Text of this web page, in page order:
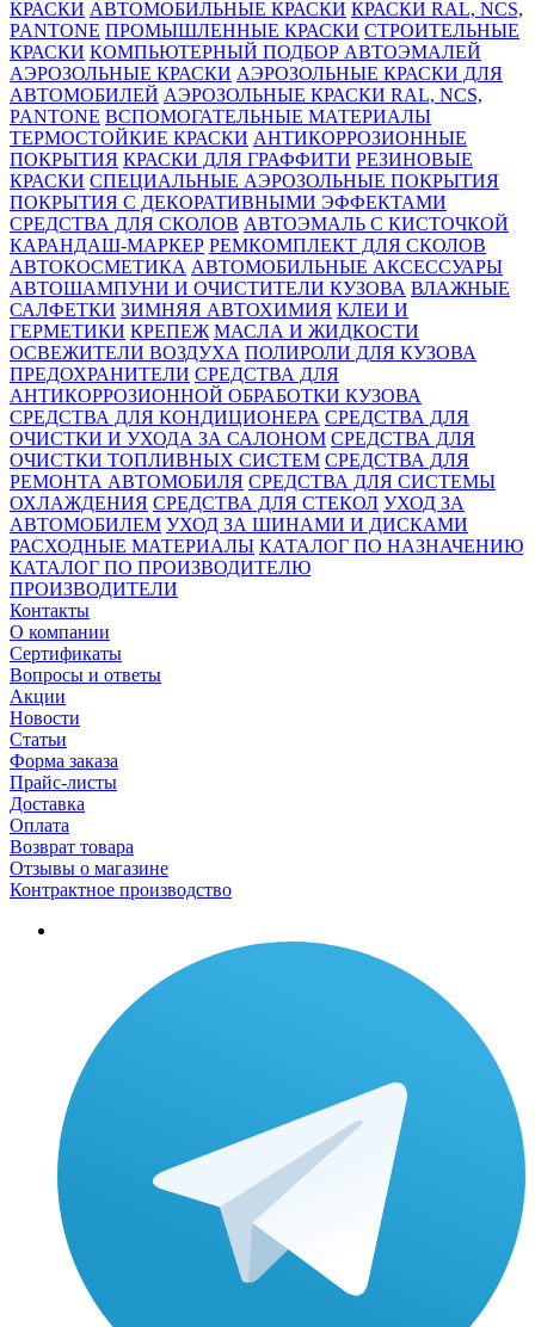
КРАСКИ АВТОМОБИЛЬНЫЕ КРАСКИ КРАСКИ RAL, NCS,
PANTONE ПРОМЫШЛЕННЫЕ КРАСКИ СТРОИТЕЛЬНЫЕ
КРАСКИ КОМПЬЮТЕРНЫЙ ПОДБОР АВТОЭМАЛЕЙ
АЭРОЗОЛЬНЫЕ КРАСКИ АЭРОЗОЛЬНЫЕ КРАСКИ ДЛЯ
АВТОМОБИЛЕЙ АЭРОЗОЛЬНЫЕ КРАСКИ RAL, NCS,
PANTONE ВСПОМОГАТЕЛЬНЫЕ МАТЕРИАЛЫ
ТЕРМОСТОЙКИЕ КРАСКИ АНТИКОРРОЗИОННЫЕ
ПОКРЫТИЯ КРАСКИ ДЛЯ ГРАФФИТИ РЕЗИНОВЫЕ
КРАСКИ СПЕЦИАЛЬНЫЕ АЭРОЗОЛЬНЫЕ ПОКРЫТИЯ
ПОКРЫТИЯ С ДЕКОРАТИВНЫМИ ЭФФЕКТАМИ
СРЕДСТВА ДЛЯ СКОЛОВ АВТОЭМАЛЬ С КИСТОЧКОЙ
КАРАНДАШ-МАРКЕР РЕМКОМПЛЕКТ ДЛЯ СКОЛОВ
АВТОКОСМЕТИКА АВТОМОБИЛЬНЫЕ АКСЕССУАРЫ
АВТОШАМПУНИ И ОЧИСТИТЕЛИ КУЗОВА ВЛАЖНЫЕ
САЛФЕТКИ ЗИМНЯЯ АВТОХИМИЯ КЛЕИ И
ГЕРМЕТИКИ КРЕПЕЖ МАСЛА И ЖИДКОСТИ
ОСВЕЖИТЕЛИ ВОЗДУХА ПОЛИРОЛИ ДЛЯ КУЗОВА
ПРЕДОХРАНИТЕЛИ СРЕДСТВА ДЛЯ
АНТИКОРРОЗИОННОЙ ОБРАБОТКИ КУЗОВА
СРЕДСТВА ДЛЯ КОНДИЦИОНЕРА СРЕДСТВА ДЛЯ
ОЧИСТКИ И УХОДА ЗА САЛОНОМ СРЕДСТВА ДЛЯ
ОЧИСТКИ ТОПЛИВНЫХ СИСТЕМ СРЕДСТВА ДЛЯ
РЕМОНТА АВТОМОБИЛЯ СРЕДСТВА ДЛЯ СИСТЕМЫ
ОХЛАЖДЕНИЯ СРЕДСТВА ДЛЯ СТЕКОЛ УХОД ЗА
АВТОМОБИЛЕМ УХОД ЗА ШИНАМИ И ДИСКАМИ
РАСХОДНЫЕ МАТЕРИАЛЫ КАТАЛОГ ПО НАЗНАЧЕНИЮ
КАТАЛОГ ПО ПРОИЗВОДИТЕЛЮ
ПРОИЗВОДИТЕЛИ
Контакты
О компании
Сертификаты
Вопросы и ответы
Акции
Новости
Статьи
Форма заказа
Прайс-листы
Доставка
Оплата
Возврат товара
Отзывы о магазине
Контрактное производство